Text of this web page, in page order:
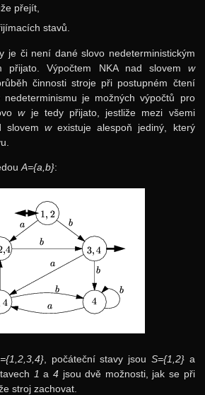
přejít,
stavů.
je či není dané slovo nedeterministickým
přijato. Výpočtem NKA nad slovem w
činnosti stroje při postupném čtení
je možných výpočtů pro
wje tedy přijato, jestliže mezi všemi
slovem wexistuje alespoň jediný, který
A={a,b}:
, počáteční stavy jsou S={1,2}a
1 a4 jsou dvě možnosti, jak se při
stroj zachovat.